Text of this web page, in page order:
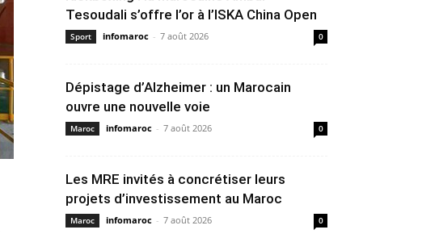
Tesoudali s’offre l’or à l’ISKA China Open
Sport infomaroc - 7 août 2026 0
Dépistage d’Alzheimer : un Marocain
ouvre une nouvelle voie
Maroc infomaroc - 7 août 2026 0
Les MRE invités à concrétiser leurs
projets d’investissement au Maroc
Maroc infomaroc - 7 août 2026 0